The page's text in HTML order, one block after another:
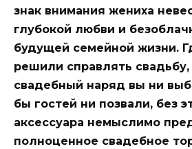
знак внимания жениха
глубокой любви и
будущей семейной жизни.
решили справлять
свадебный наряд вы ни
бы гостей ни позвали, без
аксессуара немыслимо
полноценное свадебное